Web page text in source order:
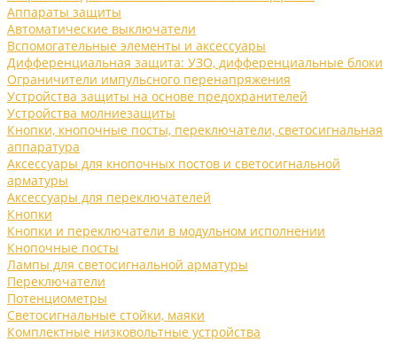
Аппараты защиты
Автоматические выключатели
Вспомогательные элементы и аксессуары
Дифференциальная защита: УЗО, дифференциальные блоки
Ограничители импульсного перенапряжения
Устройства защиты на основе предохранителей
Устройства молниезащиты
Кнопки, кнопочные посты, переключатели, светосигнальная
аппаратура
Аксессуары для кнопочных постов и светосигнальной
арматуры
Аксессуары для переключателей
Кнопки
Кнопки и переключатели в модульном исполнении
Кнопочные посты
Лампы для светосигнальной арматуры
Переключатели
Потенциометры
Светосигнальные стойки, маяки
Комплектные низковольтные устройства